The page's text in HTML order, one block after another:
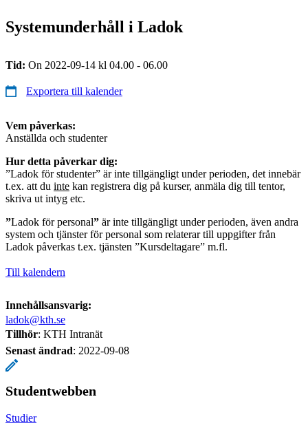
Systemunderhåll i Ladok
Tid: On 2022-09-14 kl 04.00 - 06.00
Exportera till kalender
Vem påverkas:
Anställda och studenter
Hur detta påverkar dig:
”Ladok för studenter” är inte tillgängligt under perioden, det innebär
t.ex. att du inte kan registrera dig på kurser, anmäla dig till tentor,
skriva ut intyg etc.
”Ladok för personal” är inte tillgängligt under perioden, även andra
system och tjänster för personal som relaterar till uppgifter från
Ladok påverkas t.ex. tjänsten ”Kursdeltagare” m.fl.
Till kalendern
Innehållsansvarig:
ladok@kth.se
Tillhör: KTH Intranät
Senast ändrad: 2022-09-08
Studentwebben
Studier